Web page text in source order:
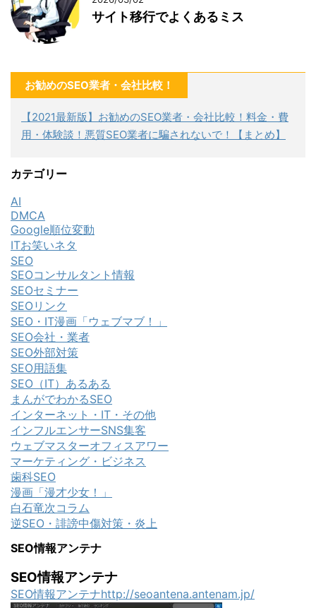
サイト移行でよくあるミス
お勧めのSEO業者・会社比較！
【2021最新版】お勧めのSEO業者・会社比較！料金・費
用・体験談！悪質SEO業者に騙されないで！【まとめ】
カテゴリー
AI
DMCA
Google順位変動
ITお笑いネタ
SEO
SEOコンサルタント情報
SEOセミナー
SEOリンク
SEO・IT漫画「ウェブマブ！」
SEO会社・業者
SEO外部対策
SEO用語集
SEO（IT）あるある
まんがでわかるSEO
インターネット・IT・その他
インフルエンサーSNS集客
ウェブマスターオフィスアワー
マーケティング・ビジネス
歯科SEO
漫画「漫才少女！」
白石竜次コラム
逆SEO・誹謗中傷対策・炎上
SEO情報アンテナ
SEO情報アンテナ
SEO情報アンテナhttp://seoantena.antenam.jp/